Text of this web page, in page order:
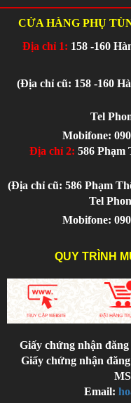
CỬA HÀNG PHỤ
Địa chỉ 1: 158 -160
(Địa chỉ cũ: 158 -160
Tel
Mobifone:
Địa chỉ 2: 586 Phạm
(Địa chỉ cũ: 586 Phạm
Tel
Mobifone:
QUY TRÌNH
Giấy chứng nhận
Giấy chứng nhận
Email: